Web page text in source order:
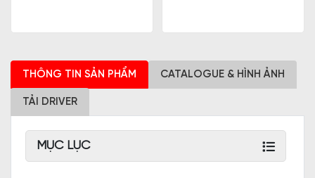
THÔNG TIN SẢN PHẨM CATALOGUE & HÌNH ẢNH
TẢI DRIVER
MỤC LỤC